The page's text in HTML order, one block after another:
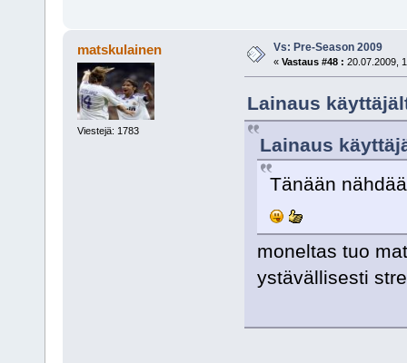
matskulainen
Viestejä: 1783
Vs: Pre-Season 2009
« Vastaus #48 : 20.07.2009,
Lainaus
Lainaus
Tänään
moneltas tuo
ystävällisesti